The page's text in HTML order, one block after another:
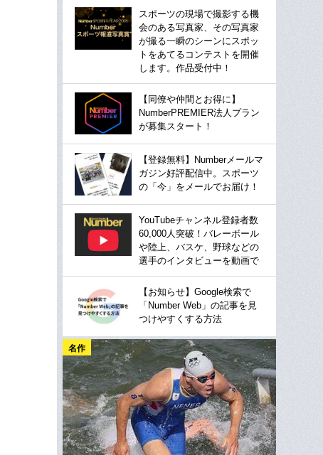
スポーツの現場で撮影する機
会のある写真家、その写真家
が撮る一瞬のシーンにスポッ
トをあてるコンテストを開催
します。作品受付中！
【同僚や仲間とお得に】
NumberPREMIER法人プラン
が募集スタート！
【登録無料】Numberメールマ
ガジン好評配信中。スポーツ
の「今」をメールでお届け！
YouTubeチャンネル登録者数
60,000人突破！バレーボール
や陸上、バスケ、野球などの
選手のインタビューを動画で
【お知らせ】Google検索で
「Number Web」の記事を見
つけやすくする方法
名作